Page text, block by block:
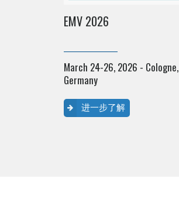
EMV 2026
March 24-26, 2026 - Cologne,
Germany
进一步了解